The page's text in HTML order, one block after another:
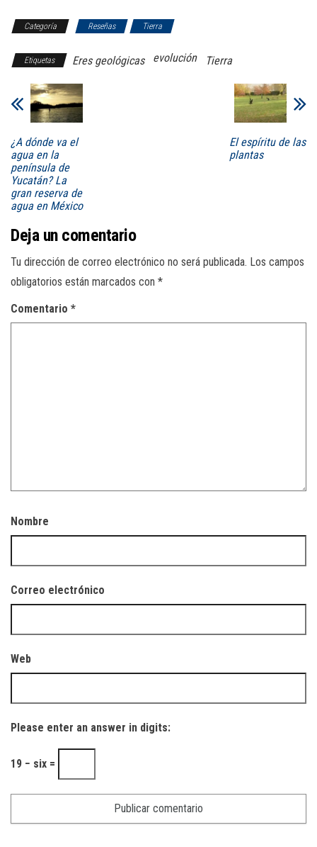
Categoría Reseñas Tierra
Etiquetas Eres geológicas evolución Tierra
¿A dónde va el
agua en la
península de
Yucatán? La
gran reserva de
agua en México
El espíritu de las
plantas
Deja un comentario
Tu dirección de correo electrónico no será publicada. Los campos
obligatorios están marcados con *
Comentario *
Nombre
Correo electrónico
Web
Please enter an answer in digits:
19 − six =